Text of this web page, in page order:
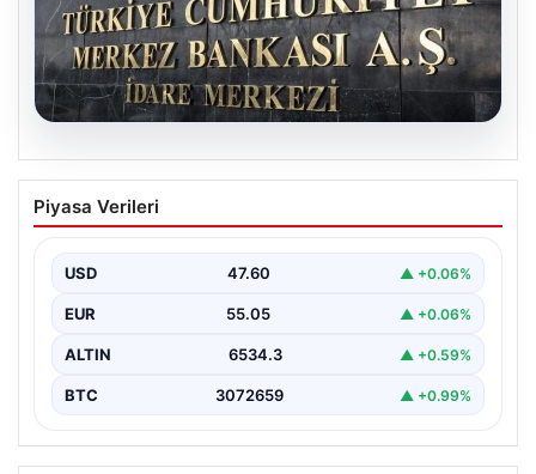
05.08.2026
Merkez Bankası’nın Nisan faiz kararı:
Tarih, saat ve ekonomist beklentileri
Kurulu, nisan ayı faiz kararını açıklamak üzere
toplanıyor.…
Piyasa Verileri
USD 47.60 ▲ +0.06%
EUR 55.05 ▲ +0.06%
ALTIN 6534.3 ▲ +0.59%
BTC 3072659 ▲ +0.99%